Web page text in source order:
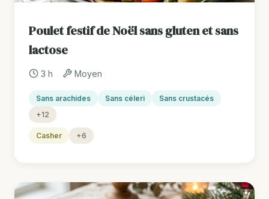
Poulet festif de Noël sans gluten et sans
lactose
3 h Moyen
Sans arachides Sans céleri
Sans crustacés
+12
Casher +6